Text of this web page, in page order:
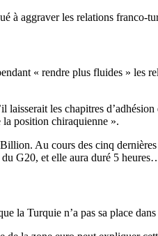
à aggraver les relations franco-
« rendre plus fluides » les
les chapitres
position chiraquienne ».
Au cours des cinq dernières
du G20, et elle aura duré 5
la Turquie n’a pas sa place